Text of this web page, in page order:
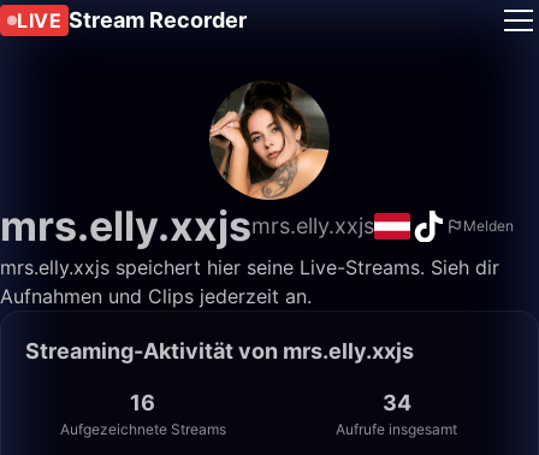
LIVE Stream Recorder
mrs.elly.xxjsmrs.elly.xxjs Melden
mrs.elly.xxjs speichert hier seine Live-Streams. Sieh dir
Aufnahmen und Clips jederzeit an.
Streaming-Aktivität von mrs.elly.xxjs
16
Aufgezeichnete Streams
34
Aufrufe insgesamt